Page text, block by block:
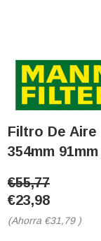
Filtro De Aire
354mm 91mm
€55,77
€23,98
(Ahorra €31,79 )